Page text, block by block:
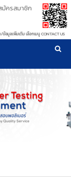
าตรฐานการให้บริการ
มัครสมาชิก
อมูลเพิ่มเติม เลือกเมนู CONTACT US